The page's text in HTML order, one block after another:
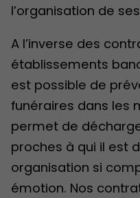
l’organisation de
A l’inverse des
établissements
est possible de
funéraires dans les
permet de
proches à qui il est
organisation si
émotion. Nos